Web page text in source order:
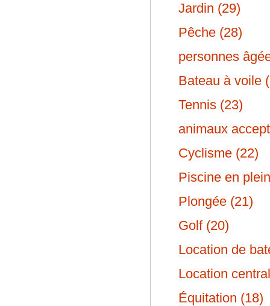
Jardin (29)
Pêche (28)
personnes
Bateau à voile
Tennis (23)
animaux
Cyclisme (22)
Piscine en
Plongée (21)
Golf (20)
Location de
Location
Équitation (18)